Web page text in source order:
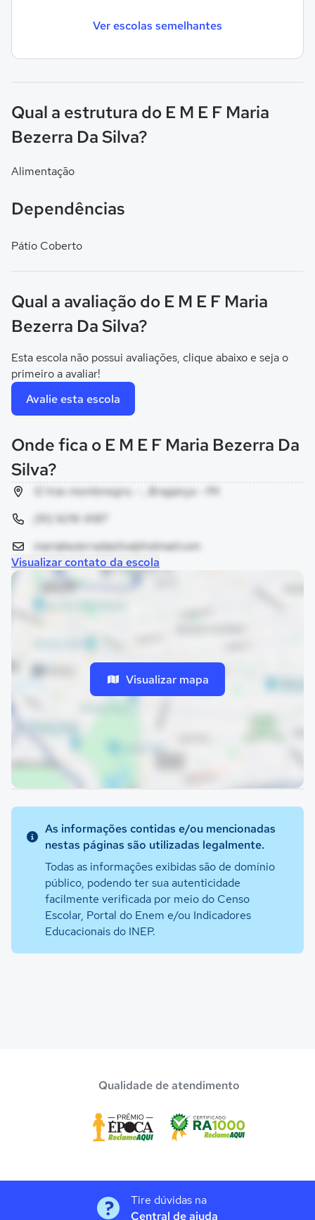
Ver escolas semelhantes
Qual a estrutura do E M E F Maria
Bezerra Da Silva?
Alimentação
Dependências
Pátio Coberto
Qual a avaliação do E M E F Maria
Bezerra Da Silva?
Esta escola não possui avaliações, clique abaixo e seja o
primeiro a avaliar!
Avalie esta escola
Onde fica o E M E F Maria Bezerra Da
Silva?
12 trav montenegro, - , Bragança - PA
(91) 9216-9187
mariabezerradasilva@hotmail.com
Visualizar contato da escola
Visualizar mapa
As informações contidas e/ou mencionadas
nestas páginas são utilizadas legalmente.
Todas as informações exibidas são de domínio
público, podendo ter sua autenticidade
facilmente verificada por meio do Censo
Escolar, Portal do Enem e/ou Indicadores
Educacionais do INEP.
Qualidade de atendimento
Tire dúvidas na
Central de ajuda